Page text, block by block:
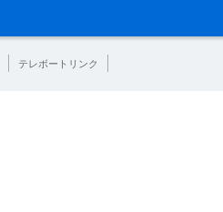
テレボートリンク